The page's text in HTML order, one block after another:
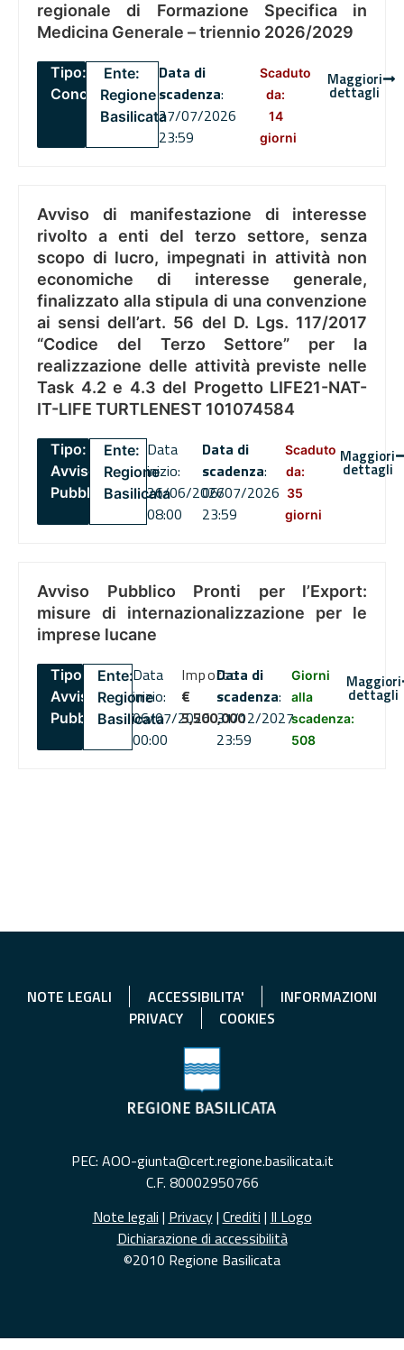
regionale di Formazione Specifica in
Medicina Generale – triennio 2026/2029
Tipo:
Concorsi
Ente:
Regione
Basilicata
Data di
scadenza:
27/07/2026
23:59
Scaduto
da:
14
giorni
Maggiori
dettagli
Avviso di manifestazione di interesse
rivolto a enti del terzo settore, senza
scopo di lucro, impegnati in attività non
economiche di interesse generale,
finalizzato alla stipula di una convenzione
ai sensi dell’art. 56 del D. Lgs. 117/2017
“Codice del Terzo Settore” per la
realizzazione delle attività previste nelle
Task 4.2 e 4.3 del Progetto LIFE21-NAT-
IT-LIFE TURTLENEST 101074584
Tipo:
Avviso
Pubblico
Ente:
Regione
Basilicata
Data
inizio:
26/06/2026
08:00
Data di
scadenza:
06/07/2026
23:59
Scaduto
da:
35
giorni
Maggiori
dettagli
Avviso Pubblico Pronti per l’Export:
misure di internazionalizzazione per le
imprese lucane
Tipo:
Avviso
Pubblico
Ente:
Regione
Basilicata
Data
inizio:
06/07/2026
00:00
Importo
€
5,500,000
Data di
scadenza:
31/12/2027
23:59
Giorni
alla
scadenza:
508
Maggiori
dettagli
NOTE LEGALI ACCESSIBILITA'
INFORMAZIONI
PRIVACY
COOKIES
PEC: AOO-giunta@cert.regione.basilicata.it
C.F. 80002950766
Note legali | Privacy| Crediti | Il Logo
Dichiarazione di accessibilità
©2010 Regione Basilicata